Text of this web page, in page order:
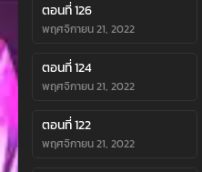
ตอนที่ 126
พฤศจิกายน 21, 2022
ตอนที่ 124
พฤศจิกายน 21, 2022
ตอนที่ 122
พฤศจิกายน 21, 2022